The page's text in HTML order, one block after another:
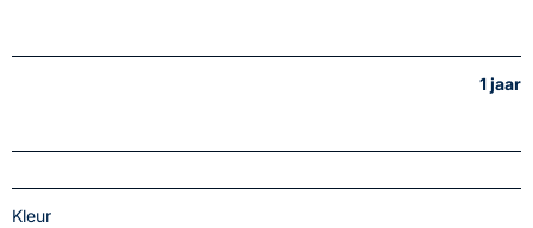
1 jaar
Kleur